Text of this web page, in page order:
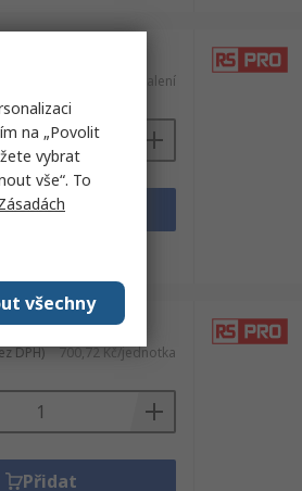
3 360,19 Kč/balení
Přidat
DPH) 700,72 Kč/jednotka
Přidat
na „Povolit
vybrat
vše“. To
všechny